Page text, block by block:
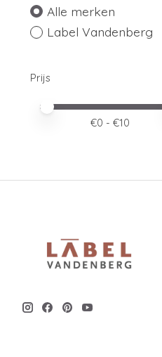
Alle merken
Label Vandenberg
Prijs
Minimale prijswaarde
Price maximum value
€0 - €10